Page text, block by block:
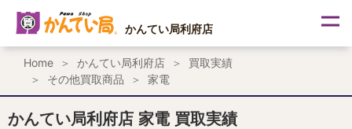
ス
プ
かんてい局利府店
Home かんてい局利府店
買取実績
その他買取商品
家電
かんてい局利府店 家電 買取実績